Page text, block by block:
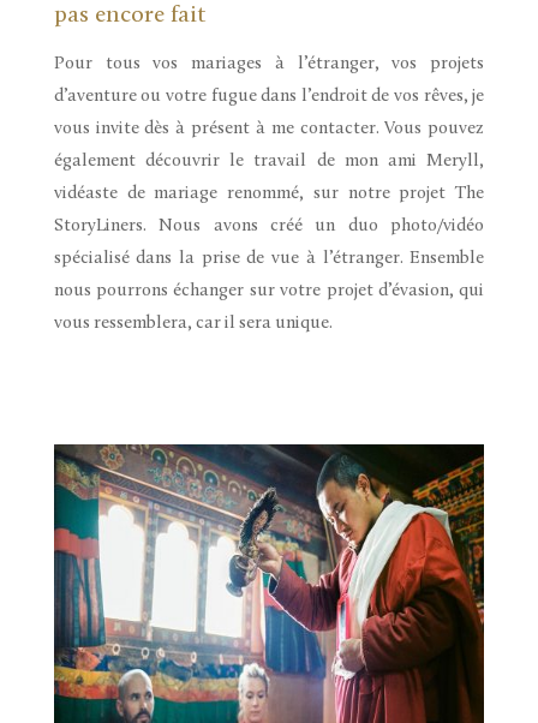
pas encore fait
Pour tous vos mariages à l’étranger, vos projets
d’aventure ou votre fugue dans l’endroit de vos rêves, je
vous invite dès à présent à me contacter. Vous pouvez
également découvrir le travail de mon ami Meryll,
vidéaste de mariage renommé, sur notre projet The
StoryLiners. Nous avons créé un duo photo/vidéo
spécialisé dans la prise de vue à l’étranger. Ensemble
nous pourrons échanger sur votre projet d’évasion, qui
vous ressemblera, car il sera unique.